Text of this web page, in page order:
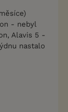
- nebyl
Alavis 5 -
nastalo